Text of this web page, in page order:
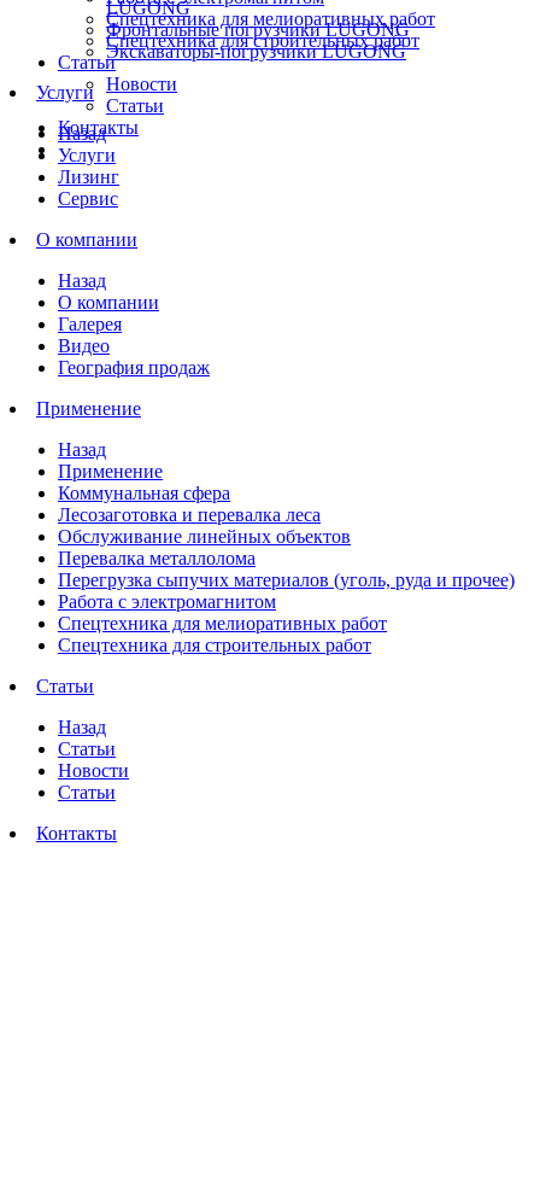
Спецтехника для мелиоративных работ
Спецтехника для строительных работ
Статьи
Новости
Статьи
Контакты
LUGONG
Фронтальные погрузчики LUGONG
Экскаваторы-погрузчики LUGONG
Услуги
Назад
Услуги
Лизинг
Сервис
О компании
Назад
О компании
Галерея
Видео
География продаж
Применение
Назад
Применение
Коммунальная сфера
Лесозаготовка и перевалка леса
Обслуживание линейных объектов
Перевалка металлолома
Перегрузка сыпучих материалов (уголь, руда и прочее)
Работа с электромагнитом
Спецтехника для мелиоративных работ
Спецтехника для строительных работ
Статьи
Назад
Статьи
Новости
Статьи
Контакты